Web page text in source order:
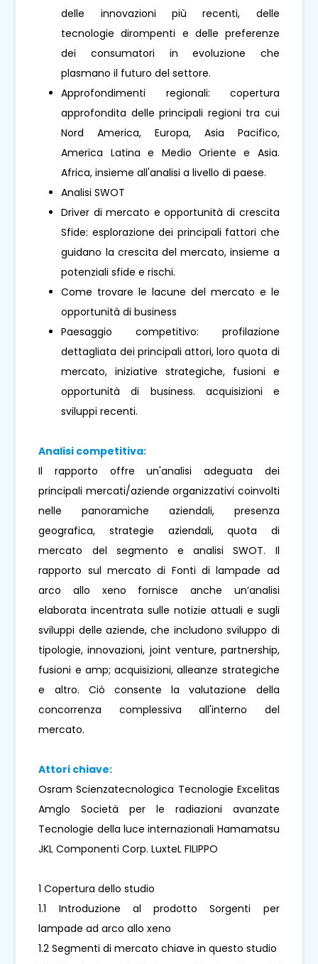
delle innovazioni più recenti, delle
tecnologie dirompenti e delle preferenze
dei consumatori in evoluzione che
plasmano il futuro del settore.
Approfondimenti regionali: copertura
approfondita delle principali regioni tra cui
Nord America, Europa, Asia Pacifico,
America Latina e Medio Oriente e Asia.
Africa, insieme all'analisi a livello di paese.
Analisi SWOT
Driver di mercato e opportunità di crescita
Sfide: esplorazione dei principali fattori che
guidano la crescita del mercato, insieme a
potenziali sfide e rischi.
Come trovare le lacune del mercato e le
opportunità di business
Paesaggio competitivo: profilazione
dettagliata dei principali attori, loro quota di
mercato, iniziative strategiche, fusioni e
opportunità di business. acquisizioni e
sviluppi recenti.
Analisi competitiva:
Il rapporto offre un'analisi adeguata dei
principali mercati/aziende organizzativi coinvolti
nelle panoramiche aziendali, presenza
geografica, strategie aziendali, quota di
mercato del segmento e analisi SWOT. Il
rapporto sul mercato di Fonti di lampade ad
arco allo xeno fornisce anche un’analisi
elaborata incentrata sulle notizie attuali e sugli
sviluppi delle aziende, che includono sviluppo di
tipologie, innovazioni, joint venture, partnership,
fusioni e amp; acquisizioni, alleanze strategiche
e altro. Ciò consente la valutazione della
concorrenza complessiva all'interno del
mercato.
Attori chiave:
Osram Scienzatecnologica Tecnologie Excelitas
Amglo Società per le radiazioni avanzate
Tecnologie della luce internazionali Hamamatsu
JKL Componenti Corp. LuxteL FILIPPO
1 Copertura dello studio
1.1 Introduzione al prodotto Sorgenti per
lampade ad arco allo xeno
1.2 Segmenti di mercato chiave in questo studio